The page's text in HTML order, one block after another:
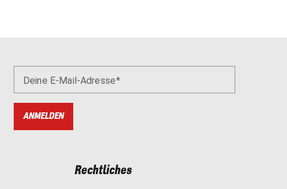
Deine E-Mail-Adresse
ANMELDEN
Rechtliches